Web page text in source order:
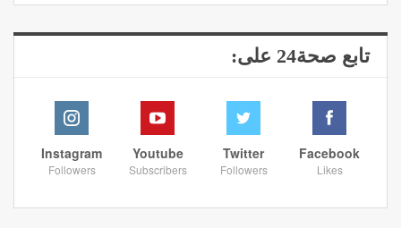
تابع صحة24 على:
Facebook
Likes
Twitter
Followers
Youtube
Subscribers
Instagram
Followers